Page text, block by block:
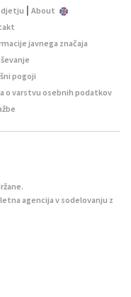
| About
javnega značaja
pogoji
o varstvu osebnih podatkov
agencijav sodelovanju z